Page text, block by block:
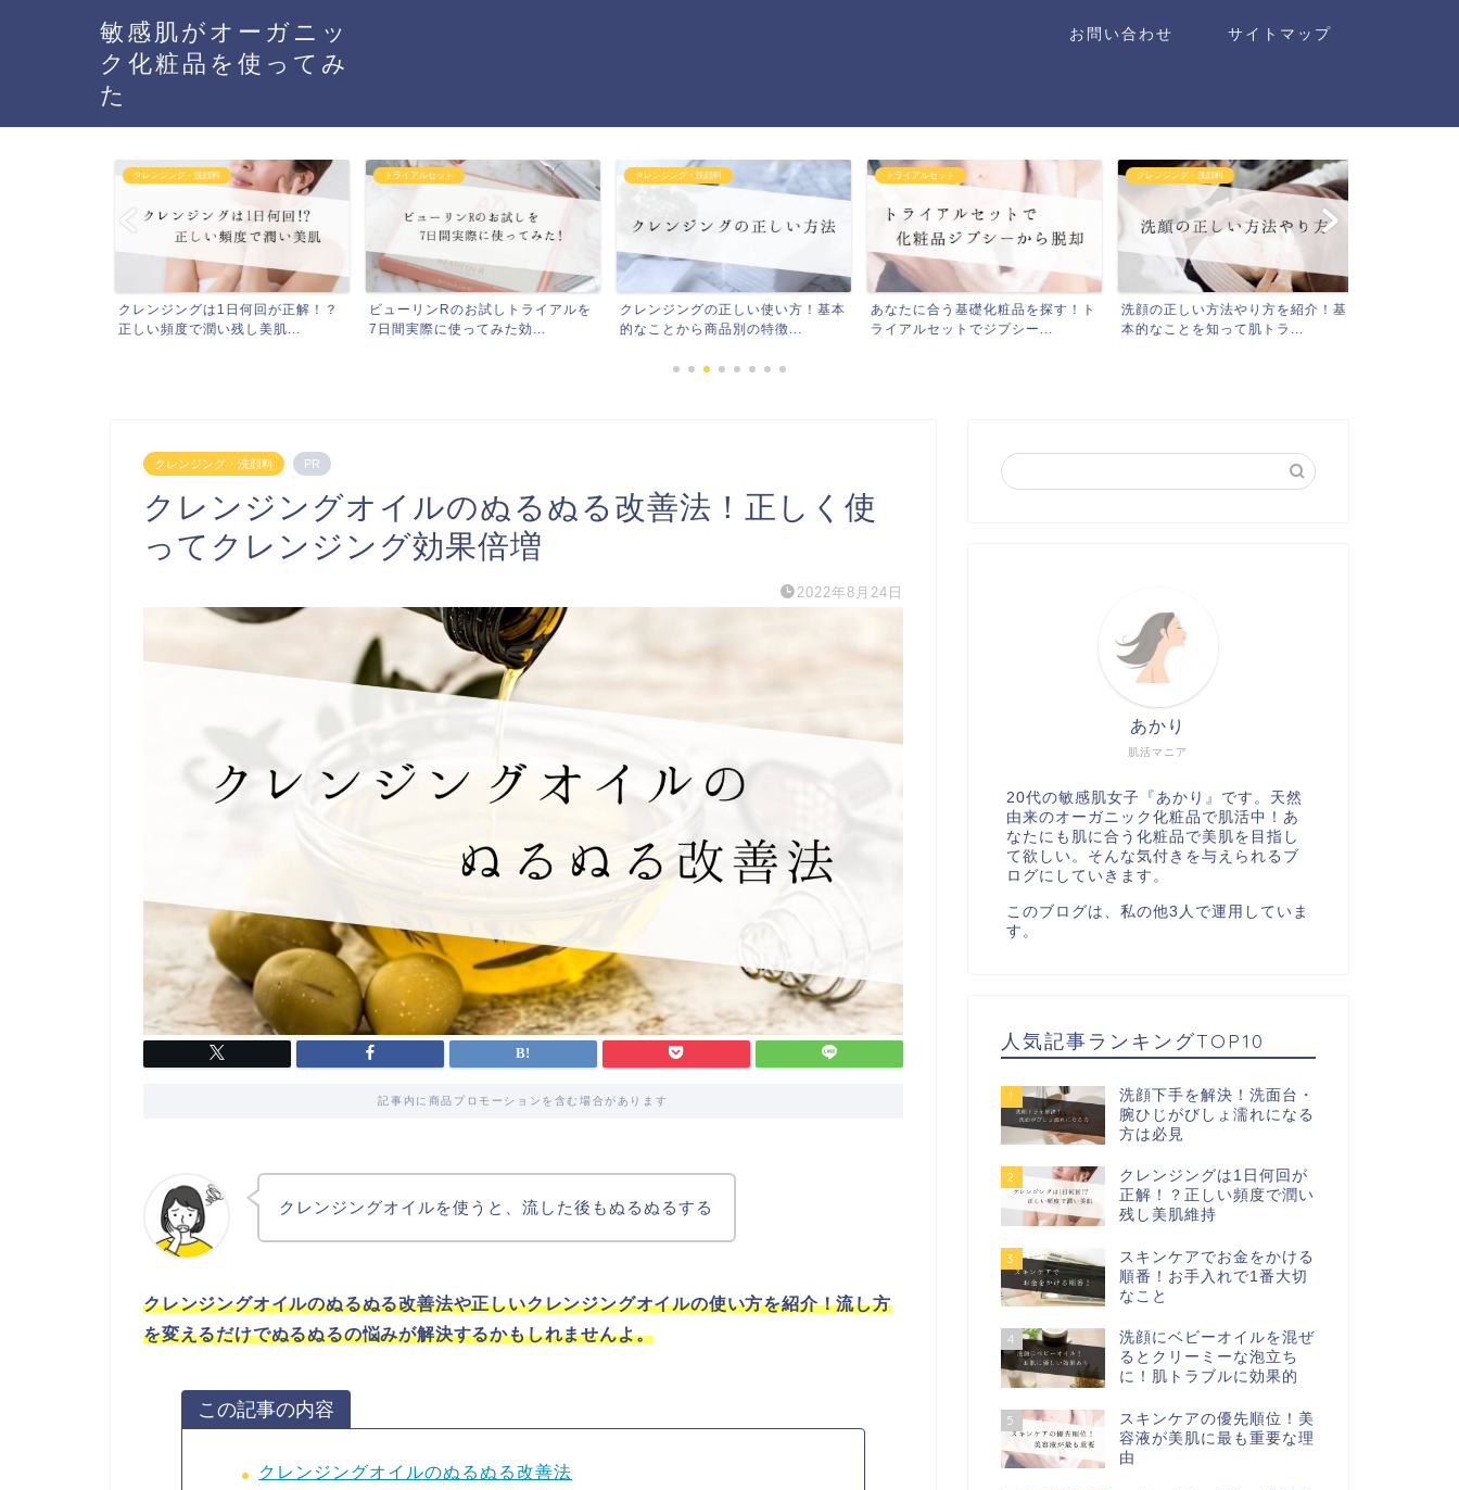
敏感肌がオーガニッ
ク化粧品を使ってみ
た
お問い合わせ サイトマップ
クレンジング・洗顔料
クレンジングは1日何回が正解！？
正しい頻度で潤い残し美肌...
トライアルセット
ビューリンRのお試しトライアルを
7日間実際に使ってみた効...
クレンジング・洗顔料
クレンジングの正しい使い方！基本
的なことから商品別の特徴...
トライアルセット
あなたに合う基礎化粧品を探す！ト
ライアルセットでジプシー...
クレンジング・洗顔料
洗顔の正しい方法やり方を紹介！基
本的なことを知って肌トラ...
クレンジング・洗顔料 PR
クレンジングオイルのぬるぬる改善法！正しく使
ってクレンジング効果倍増
2022年8月24日
記事内に商品プロモーションを含む場合があります
クレンジングオイルを使うと、流した後もぬるぬるする
クレンジングオイルのぬるぬる改善法や正しいクレンジングオイルの使い方を紹介！流し方
を変えるだけでぬるぬるの悩みが解決するかもしれませんよ。
この記事の内容
クレンジングオイルのぬるぬる改善法
肌活マニア
あかり
20代の敏感肌女子『あかり』です。天然
由来のオーガニック化粧品で肌活中！あ
なたにも肌に合う化粧品で美肌を目指し
て欲しい。そんな気付きを与えられるブ
ログにしていきます。
このブログは、私の他3人で運用していま
す。
人気記事ランキングTOP10
1
洗顔下手を解決！洗面台・
腕ひじがびしょ濡れになる
方は必見
2
クレンジングは1日何回が
正解！？正しい頻度で潤い
残し美肌維持
3
スキンケアでお金をかける
順番！お手入れで1番大切
なこと
4
洗顔にベビーオイルを混ぜ
るとクリーミーな泡立ち
に！肌トラブルに効果的
5
スキンケアの優先順位！美
容液が美肌に最も重要な理
由